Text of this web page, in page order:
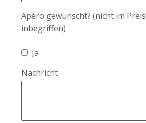
Apéro gewünscht? (nicht im Preis
inbegriffen)
Ja
Nachricht